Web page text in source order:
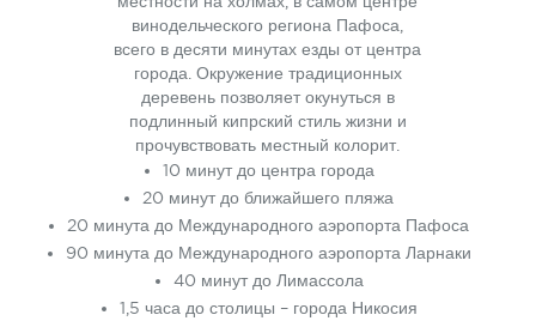
винодельческого региона Пафоса,
всего в десяти минутах езды от центра
города. Окружение традиционных
деревень позволяет окунуться в
подлинный кипрский стиль жизни и
прочувствовать местный колорит.
10 минут до центра города
20 минут до ближайшего пляжа
20 минута до Международного аэропорта Пафоса
90 минута до Международного аэропорта Ларнаки
40 минут до Лимассола
1,5 часа до столицы – города Никосия